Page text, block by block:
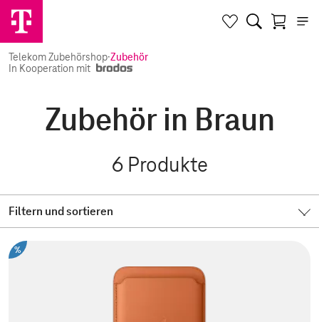
Telekom Zubehörshop·Zubehör
In Kooperation mit
Zubehör in Braun
6 Produkte
Filtern und sortieren
%